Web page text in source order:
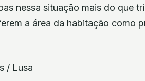
nessa situação mais do que
a área da habitação como
/ Lusa